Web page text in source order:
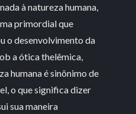
à natureza humana,
primordial que
o desenvolvimento da
a ótica thelêmica,
humana é sinônimo de
o que significa dizer
sua maneira